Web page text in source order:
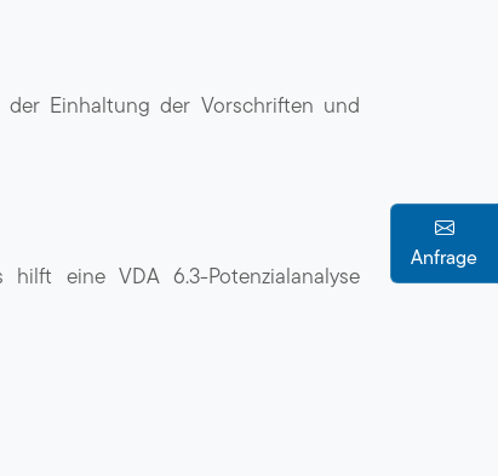
Einhaltung der Vorschriften und
eine VDA 6.3-Potenzialanalyse
Anfrage